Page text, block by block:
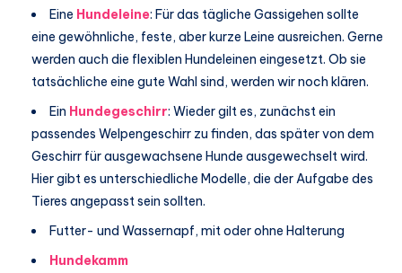
Eine Hundeleine: Für das tägliche Gassigehen sollte
eine gewöhnliche, feste, aber kurze Leine ausreichen. Gerne
werden auch die flexiblen Hundeleinen eingesetzt. Ob sie
tatsächliche eine gute Wahl sind, werden wir noch klären.
Ein Hundegeschirr: Wieder gilt es, zunächst ein
passendes Welpengeschirr zu finden, das später von dem
Geschirr für ausgewachsene Hunde ausgewechselt wird.
Hier gibt es unterschiedliche Modelle, die der Aufgabe des
Tieres angepasst sein sollten.
Futter- und Wassernapf, mit oder ohne Halterung
Hundekamm